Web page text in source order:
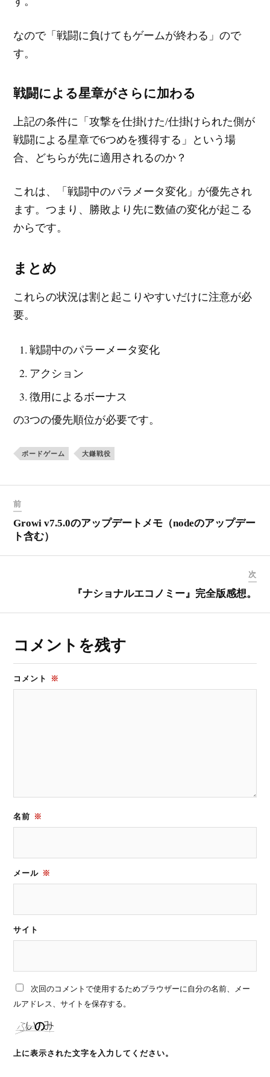
なので「戦闘に負けてもゲームが終わる」ので
す。
戦闘による星章がさらに加わる
上記の条件に「攻撃を仕掛けた/仕掛けられた側が
戦闘による星章で6つめを獲得する」という場
合、どちらが先に適用されるのか？
これは、「戦闘中のパラメータ変化」が優先され
ます。つまり、勝敗より先に数値の変化が起こる
からです。
まとめ
これらの状況は割と起こりやすいだけに注意が必
要。
戦闘中のパラーメータ変化
アクション
徴用によるボーナス
の3つの優先順位が必要です。
ボードゲーム 大鎌戦役
前
Growi v7.5.0のアップデートメモ（nodeのアップデー
ト含む）
次
『ナショナルエコノミー』完全版感想。
コメントを残す
コメント ※
名前 ※
メール ※
サイト
次回のコメントで使用するためブラウザーに自分の名前、メー
ルアドレス、サイトを保存する。
上に表示された文字を入力してください。